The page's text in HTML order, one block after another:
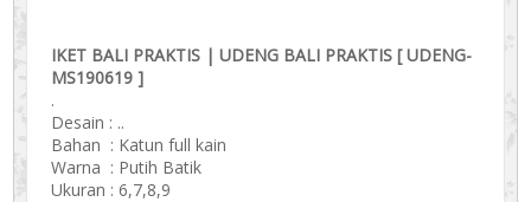
IKET BALI PRAKTIS | UDENG BALI PRAKTIS [ UDENG-
MS190619 ]
.
Desain : ..
Bahan : Katun full kain
Warna : Putih Batik
Ukuran : 6,7,8,9